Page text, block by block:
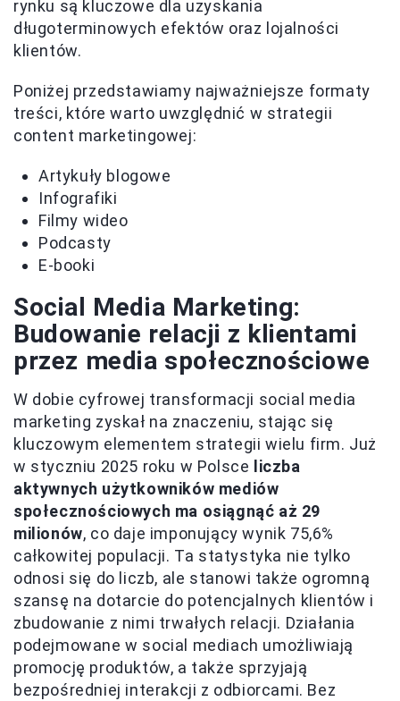
rynku są kluczowe dla uzyskania
długoterminowych efektów oraz lojalności
klientów.
Poniżej przedstawiamy najważniejsze formaty
treści, które warto uwzględnić w strategii
content marketingowej:
Artykuły blogowe
Infografiki
Filmy wideo
Podcasty
E-booki
Social Media Marketing:
Budowanie relacji z klientami
przez media społecznościowe
W dobie cyfrowej transformacji social media
marketing zyskał na znaczeniu, stając się
kluczowym elementem strategii wielu firm. Już
w styczniu 2025 roku w Polsce
liczba
aktywnych użytkowników mediów
społecznościowych ma osiągnąć aż 29
milionów, co daje imponujący wynik 75,6%
całkowitej populacji. Ta statystyka nie tylko
odnosi się do liczb, ale stanowi także ogromną
szansę na dotarcie do potencjalnych klientów i
zbudowanie z nimi trwałych relacji. Działania
podejmowane w social mediach umożliwiają
promocję produktów, a także sprzyjają
bezpośredniej interakcji z odbiorcami. Bez